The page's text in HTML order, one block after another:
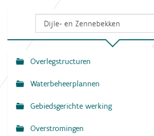
N
a
i
g
Overlegstructuren
Waterbeheerplannen
Gebiedsgerichte werking
Overstromingen